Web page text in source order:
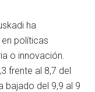
ha
políticas
o innovación.
frente al 8,7 del
bajado del 9,9 al 9